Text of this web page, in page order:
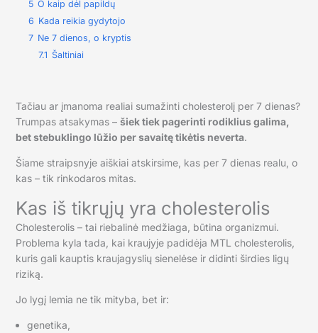
5 O kaip dėl papildų
6 Kada reikia gydytojo
7 Ne 7 dienos, o kryptis
7.1 Šaltiniai
Tačiau ar įmanoma realiai sumažinti cholesterolį per 7 dienas?
Trumpas atsakymas – šiek tiek pagerinti rodiklius galima,
bet stebuklingo lūžio per savaitę tikėtis neverta.
Šiame straipsnyje aiškiai atskirsime, kas per 7 dienas realu, o
kas – tik rinkodaros mitas.
Kas iš tikrųjų yra cholesterolis
Cholesterolis – tai riebalinė medžiaga, būtina organizmui.
Problema kyla tada, kai kraujyje padidėja MTL cholesterolis,
kuris gali kauptis kraujagyslių sienelėse ir didinti širdies ligų
riziką.
Jo lygį lemia ne tik mityba, bet ir:
genetika,